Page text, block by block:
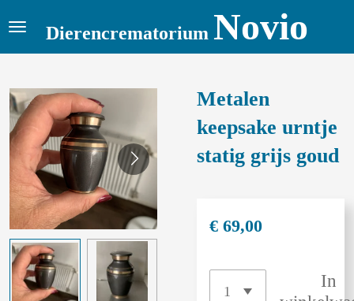
Ga
de
hoofdinhoud
Dierencrematorium Novio
Metalen
keepsake urntje
statig grijs goud
€ 69,00
In